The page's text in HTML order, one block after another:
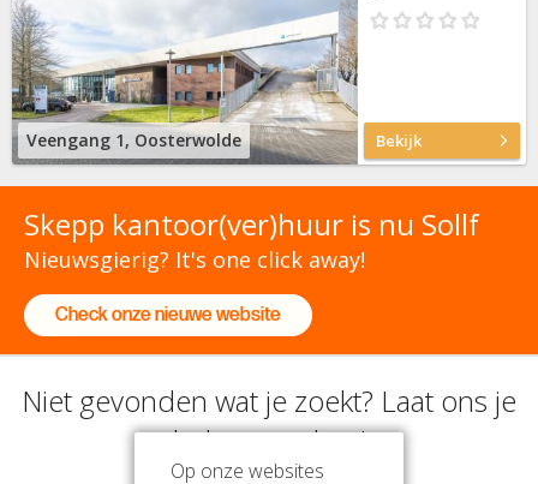
Veengang 1, Oosterwolde Bekijk
Skepp kantoor(ver)huur is nu Sollf
Nieuwsgierig? It's one click away!
Check onze nieuwe website
Niet gevonden wat je zoekt? Laat ons je
helpen zoeken!
Op onze websites